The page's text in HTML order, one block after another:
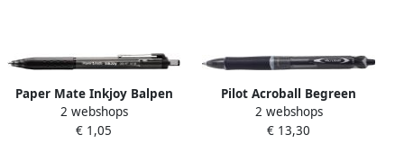
Paper Mate Inkjoy Balpen
300RT zwart medium
2 webshops
€ 1,05
Pilot Acroball Begreen
balpen medium punt 0 3
mm zwart 10 stuks
2 webshops
€ 13,30